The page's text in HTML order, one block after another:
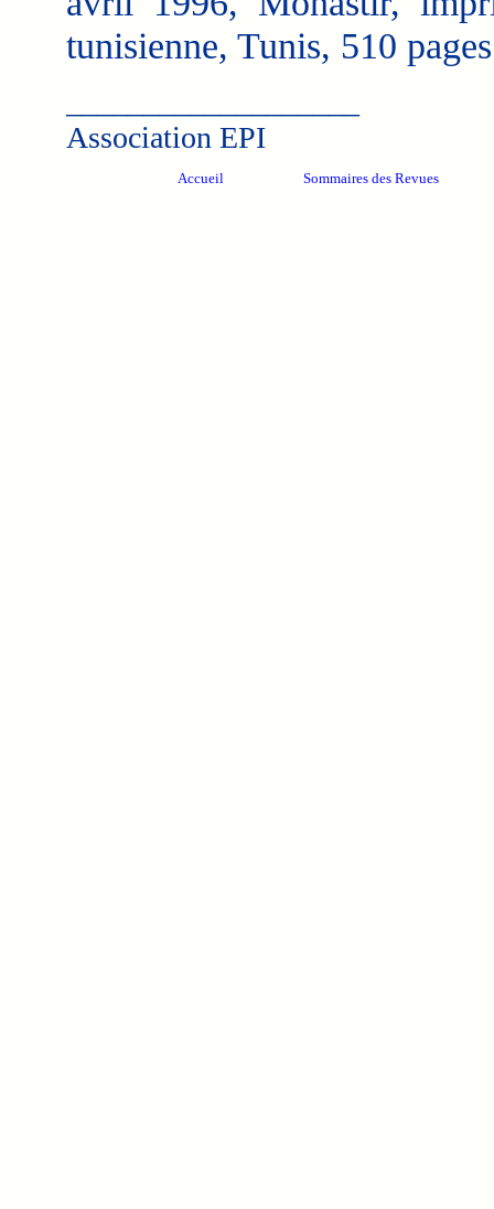
tunisienne, Tunis, 510
Association EPI
Accueil Sommaires des Revues